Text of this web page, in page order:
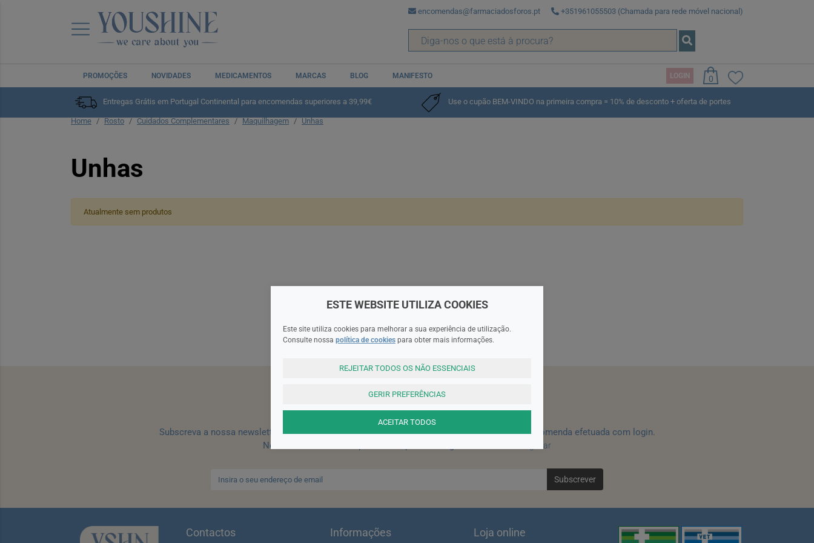
encomendas@farmaciadosforos.pt +351961055503 (Chamada para rede móvel nacional)
PROMOÇÕES NOVIDADES MEDICAMENTOS MARCAS BLOG MANIFESTO LOGIN 0
Entregas Grátis em Portugal Continental para encomendas superiores a 39,99€ Use o cupão BEM-VINDO na primeira compra = 10% de desconto + oferta de portes
Home Rosto Cuidados Complementares Maquilhagem Unhas
Unhas
Atualmente sem produtos
SUBSCREVA A NEWSLETTER
Subscreva a nossa newsletter e receba um cupão de 10% de desconto para a sua próxima encomenda efetuada com login.
Nota: Para receber o cupão deverá primeiro registar-se no site!
Registar
Subscrever
Contactos Informações Loja online
ESTE WEBSITE UTILIZA COOKIES
Este site utiliza cookies para melhorar a sua experiência de utilização.
Consulte nossa política de cookies para obter mais informações.
REJEITAR TODOS OS NÃO ESSENCIAIS
GERIR PREFERÊNCIAS
ACEITAR TODOS